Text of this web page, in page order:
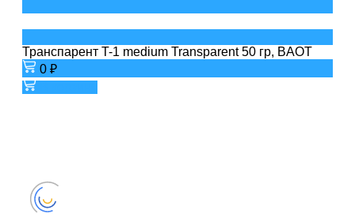
Транспарент T-1 medium Transparent 50 гр, BAOT
0 ₽